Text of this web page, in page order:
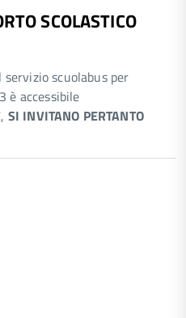
SCOLASTICO
scuolabus per
è accessibile
, SI INVITANO PERTANTO